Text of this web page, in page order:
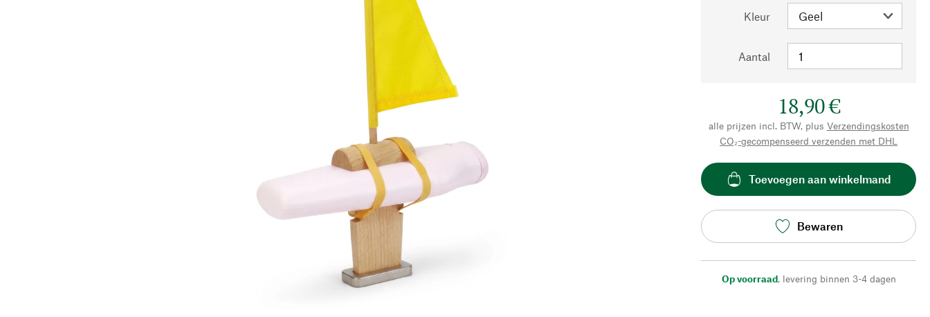
Kleur
Aantal
18,90 €
alle prijzen incl. BTW, plus Verzendingskosten
CO₂-gecompenseerd verzenden met DHL
Toevoegen aan winkelmand
Bewaren
Op voorraad, levering binnen 3-4 dagen